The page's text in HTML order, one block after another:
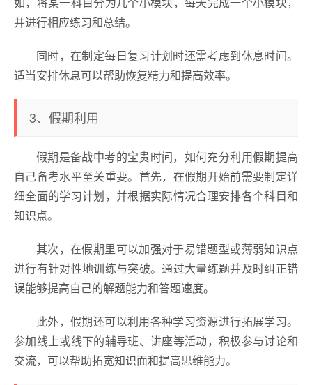
并进行相应练习和总结。
同时，在制定每日复习计划时还需考虑到休息时间。
适当安排休息可以帮助恢复精力和提高效率。
3、假期利用
假期是备战中考的宝贵时间，如何充分利用假期提高
自己备考水平至关重要。首先，在假期开始前需要制定详
细全面的学习计划，并根据实际情况合理安排各个科目和
知识点。
其次，在假期里可以加强对于易错题型或薄弱知识点
进行有针对性地训练与突破。通过大量练题并及时纠正错
误能够提高自己的解题能力和答题速度。
此外，假期还可以利用各种学习资源进行拓展学习。
参加线上或线下的辅导班、讲座等活动，积极参与讨论和
交流，可以帮助拓宽知识面和提高思维能力。